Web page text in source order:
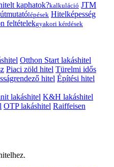
kaphatok?kalkuláció JTM
lépések Hitelképesség
feltételekgyakori kérdések
Otthon Start lakáshitel
Piaci zöld hitel Türelmi idős
hitel Építési hitel
lakáshitel K&H lakáshitel
OTP lakáshitel Raiffeisen